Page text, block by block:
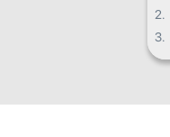
2.
3.